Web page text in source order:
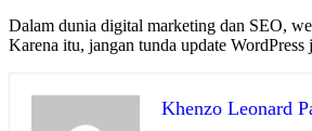
Dalam dunia digital marketing dan SEO,
Karena itu, jangan tunda update
Khenzo Leonard